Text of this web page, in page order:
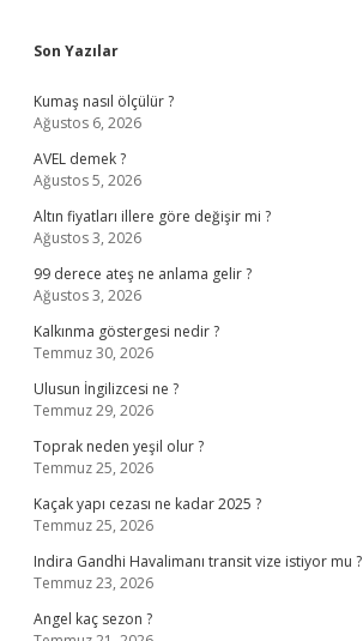
Sidebar
Son Yazılar
Kumaş nasıl ölçülür ?
Ağustos 6, 2026
AVEL demek ?
Ağustos 5, 2026
Altın fiyatları illere göre değişir mi ?
Ağustos 3, 2026
99 derece ateş ne anlama gelir ?
Ağustos 3, 2026
Kalkınma göstergesi nedir ?
Temmuz 30, 2026
Ulusun İngilizcesi ne ?
Temmuz 29, 2026
Toprak neden yeşil olur ?
Temmuz 25, 2026
Kaçak yapı cezası ne kadar 2025 ?
Temmuz 25, 2026
Indira Gandhi Havalimanı transit vize istiyor mu ?
Temmuz 23, 2026
Angel kaç sezon ?